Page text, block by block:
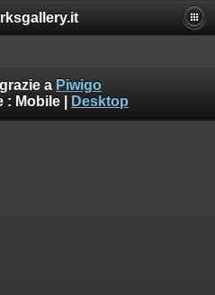
a Piwigo
: Mobile Desktop